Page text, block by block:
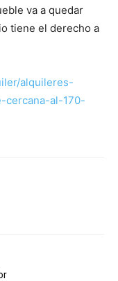
va a quedar
tiene el derecho a
alquileres-
cercana-al-170-